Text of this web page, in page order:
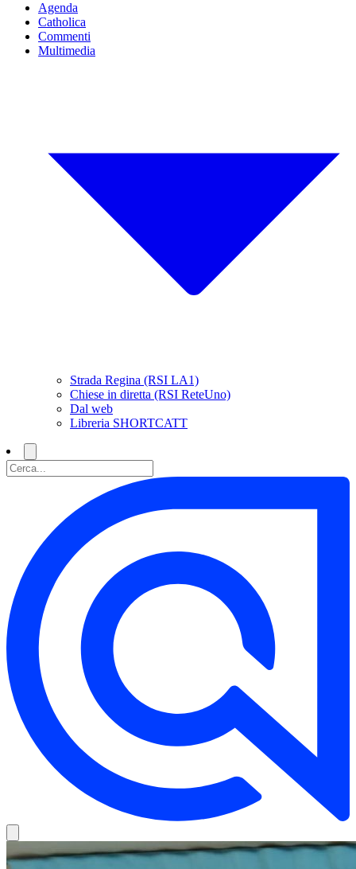
Agenda
Catholica
Commenti
Multimedia
Strada Regina (RSI LA1)
Chiese in diretta (RSI ReteUno)
Dal web
Libreria SHORTCATT